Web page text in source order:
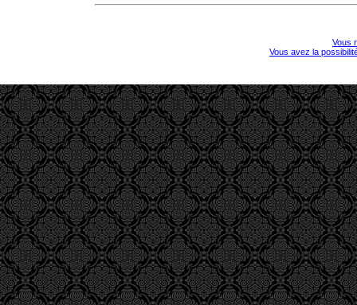
Vous
Vous avez la